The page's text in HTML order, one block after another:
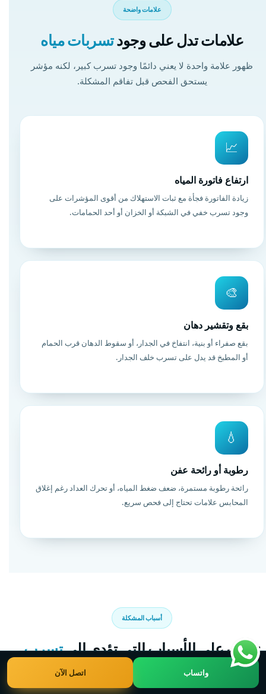
علامات واضحة
علامات تدل على وجودتسربات مياه
ظهور علامة واحدة لا يعني دائمًا وجود تسرب كبير، لكنه مؤشر
يستحق الفحص قبل تفاقم المشكلة.
📈
ارتفاع فاتورة المياه
زيادة الفاتورة فجأة مع ثبات الاستهلاك من أقوى المؤشرات على
وجود تسرب خفي في الشبكة أو الخزان أو أحد الحمامات.
🎨
بقع وتقشير دهان
بقع صفراء أو بنية، انتفاخ في الجدار، أو سقوط الدهان قرب الحمام
أو المطبخ قد يدل على تسرب خلف الجدار.
💧
رطوبة أو رائحة عفن
رائحة رطوبة مستمرة، ضعف ضغط المياه، أو تحرك العداد رغم إغلاق
المحابس علامات تحتاج إلى فحص سريع.
أسباب المشكلة
تعرف على الأسباب التي تؤدي إلىتسرب
المياه واتساب اتصل الآن